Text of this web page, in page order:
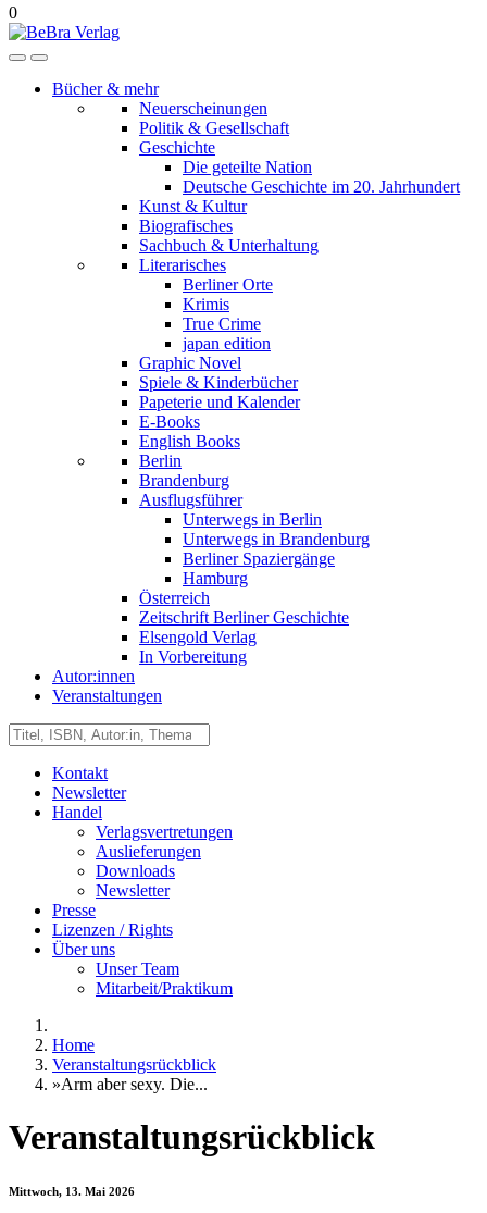
0
Bücher & mehr
Neuerscheinungen
Politik & Gesellschaft
Geschichte
Die geteilte Nation
Deutsche Geschichte im 20. Jahrhundert
Kunst & Kultur
Biografisches
Sachbuch & Unterhaltung
Literarisches
Berliner Orte
Krimis
True Crime
japan edition
Graphic Novel
Spiele & Kinderbücher
Papeterie und Kalender
E-Books
English Books
Berlin
Brandenburg
Ausflugsführer
Unterwegs in Berlin
Unterwegs in Brandenburg
Berliner Spaziergänge
Hamburg
Österreich
Zeitschrift Berliner Geschichte
Elsengold Verlag
In Vorbereitung
Autor:innen
Veranstaltungen
Kontakt
Newsletter
Handel
Verlagsvertretungen
Auslieferungen
Downloads
Newsletter
Presse
Lizenzen / Rights
Über uns
Unser Team
Mitarbeit/Praktikum
Home
Veranstaltungsrückblick
»Arm aber sexy. Die...
Veranstaltungsrückblick
Mittwoch, 13. Mai 2026